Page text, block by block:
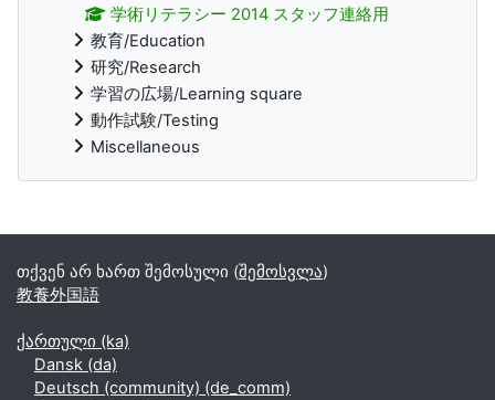
学術リテラシー 2014 スタッフ連絡用
教育/Education
研究/Research
学習の広場/Learning square
動作試験/Testing
Miscellaneous
Supplementary blocks
თქვენ არ ხართ შემოსული (შემოსვლა)
教養外国語
ქართული ‎(ka)‎
Dansk ‎(da)‎
Deutsch (community) ‎(de_comm)‎